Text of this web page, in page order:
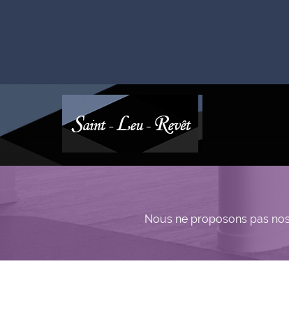
Nous ne proposons pas